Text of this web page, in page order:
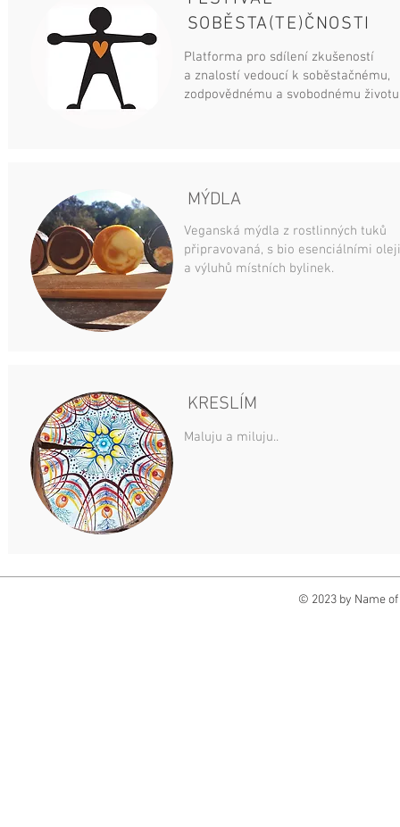
SOBĚSTA(TE)ČNOSTI
Platforma pro sdílení zkušeností
a znalostí vedoucí k soběstačnému,
zodpovědnému a svobodnému
MÝDLA
Veganská mýdla z rostlinných tuků
připravovaná, s bio esenciálními oleji
a výluhů místních bylinek.
KRESLÍM
Maluju a miluju..
© 2023 by Name